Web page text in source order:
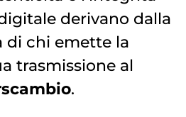
derivano dalla
chi emette la
trasmissione al
.